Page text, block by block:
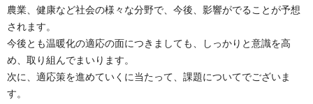
農業、健康など社会の様々な分野で、今後、影響がでることが予想
されます。
今後とも温暖化の適応の面につきましても、しっかりと意識を高
め、取り組んでまいります。
次に、適応策を進めていくに当たって、課題についてでございま
す。